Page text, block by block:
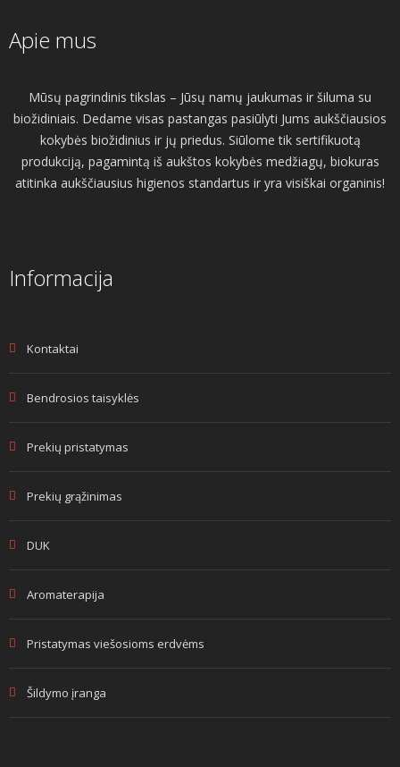
Apie mus
Mūsų pagrindinis tikslas – Jūsų namų jaukumas ir šiluma su
biožidiniais. Dedame visas pastangas pasiūlyti Jums aukščiausios
kokybės biožidinius ir jų priedus. Siūlome tik sertifikuotą
produkciją, pagamintą iš aukštos kokybės medžiagų, biokuras
atitinka aukščiausius higienos standartus ir yra visiškai organinis!
Informacija
Kontaktai
Bendrosios taisyklės
Prekių pristatymas
Prekių grąžinimas
DUK
Aromaterapija
Pristatymas viešosioms erdvėms
Šildymo įranga